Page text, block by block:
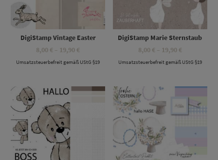
DigiStamp Vintage Easter
8,00 € – 19,90 €
bis
Umsatzsteuerbefreit gemäß UStG §19
DigiStamp Marie Sternstaub
8,00 € – 19,90 €
bis
Umsatzsteuerbefreit gemäß UStG §19
Dieses Produkt weist mehrere Varianten auf. Die Optionen können auf der Produktseite gewählt werden Dieses Produkt weist mehrere Varianten auf. Die Optionen können auf der Produktseite gewählt werden